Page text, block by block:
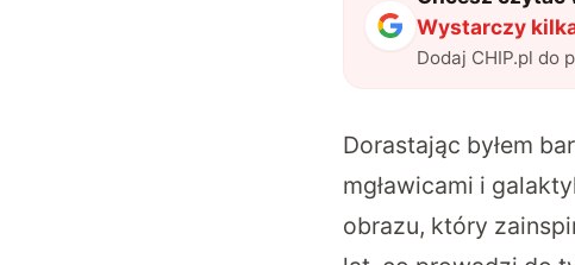
Wystarczy
Dodaj CHIP.pl do
Dorastając byłem
mgławicami i
obrazu, który